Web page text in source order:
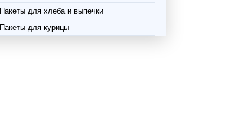
Пакеты для хлеба и выпечки
Пакеты для курицы